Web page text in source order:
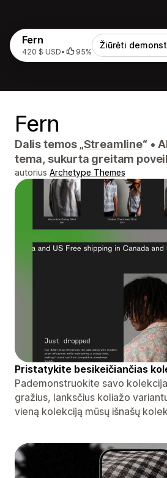
Fern
420 $ USD• 95%
Žiūrėti
Fern
Dalis temos „Streamline“ •
tema, sukurta greitam
autorius Archetype Themes
Pristatykite besikeičiančias
Pademonstruokite savo
gražius, lanksčius koliažo
vieną kolekciją mūsų išnašų